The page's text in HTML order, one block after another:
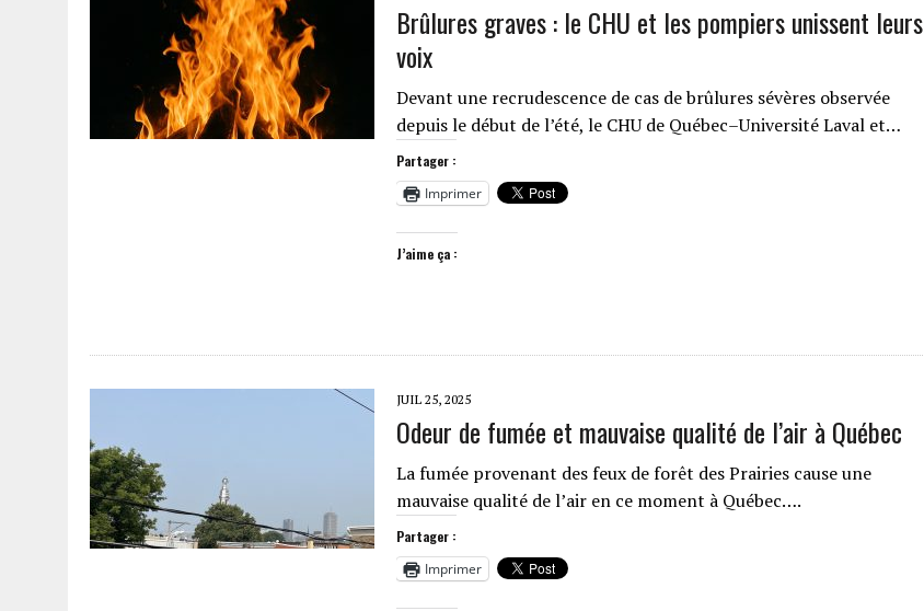
Brûlures graves : le CHU et les pompiers unissent leurs
voix
Devant une recrudescence de cas de brûlures sévères observée
depuis le début de l’été, le CHU de Québec–Université Laval et…
Partager :
Imprimer
J’aime ça :
JUIL 25, 2025
Odeur de fumée et mauvaise qualité de l’air à Québec
La fumée provenant des feux de forêt des Prairies cause une
mauvaise qualité de l’air en ce moment à Québec….
Partager :
Imprimer